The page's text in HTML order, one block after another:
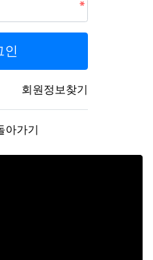
인
회원정보찾기
아가기